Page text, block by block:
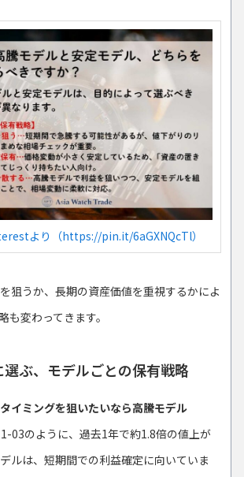
より（https://pin.it/6aGXNQcTl）
狙うか、長期の資産価値を重視するかによ
も変わってきます。
ぶ、モデルごとの保有戦略
イミングを狙いたいなら高騰モデル
03のように、過去1年で約1.8倍の値上が
ルは、短期間での利益確定に向いていま